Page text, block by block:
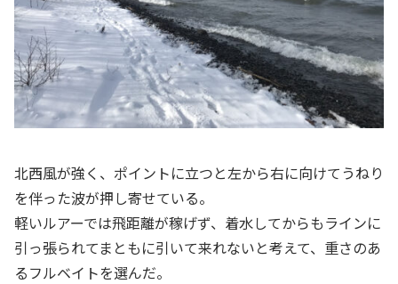
北西風が強く、ポイントに立つと左から右に向けてうねり
を伴った波が押し寄せている。
軽いルアーでは飛距離が稼げず、着水してからもラインに
引っ張られてまともに引いて来れないと考えて、重さのあ
るフルベイトを選んだ。